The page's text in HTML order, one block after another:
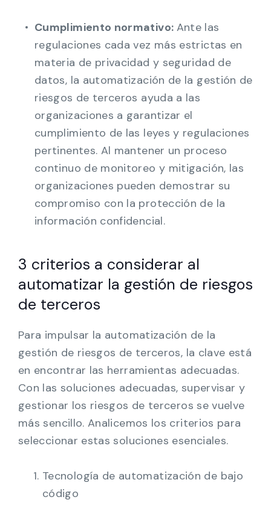
Cumplimiento normativo: Ante las
regulaciones cada vez más estrictas en
materia de privacidad y seguridad de
datos, la automatización de la gestión de
riesgos de terceros ayuda a las
organizaciones a garantizar el
cumplimiento de las leyes y regulaciones
pertinentes. Al mantener un proceso
continuo de monitoreo y mitigación, las
organizaciones pueden demostrar su
compromiso con la protección de la
información confidencial.
3 criterios a considerar al
automatizar la gestión de riesgos
de terceros
Para impulsar la automatización de la
gestión de riesgos de terceros, la clave está
en encontrar las herramientas adecuadas.
Con las soluciones adecuadas, supervisar y
gestionar los riesgos de terceros se vuelve
más sencillo. Analicemos los criterios para
seleccionar estas soluciones esenciales.
Tecnología de automatización de bajo
código